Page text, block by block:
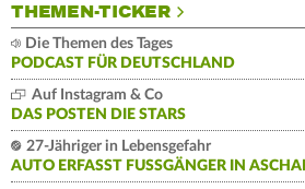
THEMEN-TICKER
Die Themen des Tages
PODCAST FÜR DEUTSCHLAND
Auf Instagram & Co
DAS POSTEN DIE STARS
27-Jähriger in Lebensgefahr
AUTO ERFASST FUSSGÄNGER IN